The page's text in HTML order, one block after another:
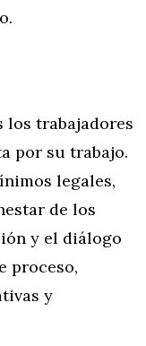
los trabajadores
por su trabajo.
legales,
de los
y el diálogo
proceso,
y